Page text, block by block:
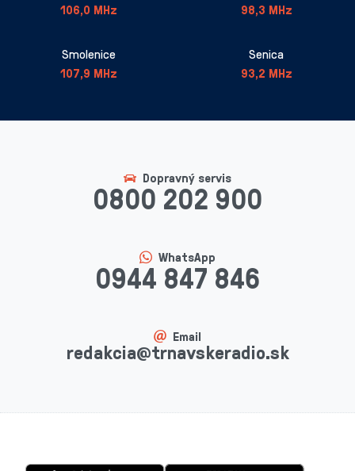
106,0 MHz
98,3 MHz
Smolenice
107,9 MHz
Senica
93,2 MHz
Dopravný servis
0800 202 900
WhatsApp
0944 847 846
Email
redakcia@trnavskeradio.sk